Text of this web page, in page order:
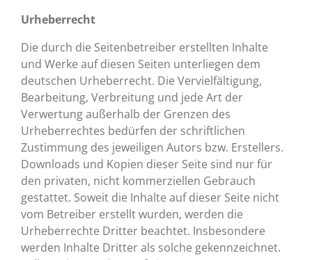
Urheberrecht
Die durch die Seitenbetreiber erstellten Inhalte
und Werke auf diesen Seiten unterliegen dem
deutschen Urheberrecht. Die Vervielfältigung,
Bearbeitung, Verbreitung und jede Art der
Verwertung außerhalb der Grenzen des
Urheberrechtes bedürfen der schriftlichen
Zustimmung des jeweiligen Autors bzw. Erstellers.
Downloads und Kopien dieser Seite sind nur für
den privaten, nicht kommerziellen Gebrauch
gestattet. Soweit die Inhalte auf dieser Seite nicht
vom Betreiber erstellt wurden, werden die
Urheberrechte Dritter beachtet. Insbesondere
werden Inhalte Dritter als solche gekennzeichnet.